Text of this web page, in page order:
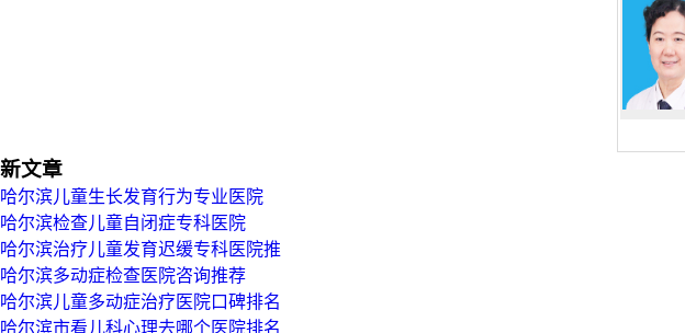
新文章
哈尔滨儿童生长发育行为专业医院
哈尔滨检查儿童自闭症专科医院
哈尔滨治疗儿童发育迟缓专科医院推
哈尔滨多动症检查医院咨询推荐
哈尔滨儿童多动症治疗医院口碑排名
哈尔滨市看儿科心理去哪个医院排名